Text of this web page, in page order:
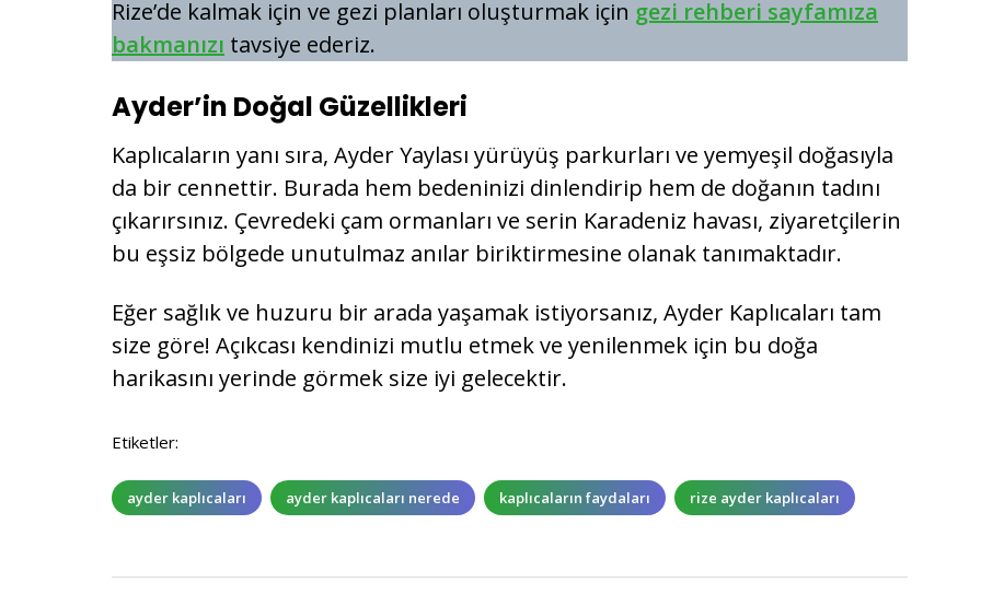
Rize’de kalmak için ve gezi planları oluşturmak için gezi rehberi sayfamıza
bakmanızı tavsiye ederiz.
Ayder’in Doğal Güzellikleri
Kaplıcaların yanı sıra, Ayder Yaylası yürüyüş parkurları ve yemyeşil doğasıyla
da bir cennettir. Burada hem bedeninizi dinlendirip hem de doğanın tadını
çıkarırsınız. Çevredeki çam ormanları ve serin Karadeniz havası, ziyaretçilerin
bu eşsiz bölgede unutulmaz anılar biriktirmesine olanak tanımaktadır.
Eğer sağlık ve huzuru bir arada yaşamak istiyorsanız, Ayder Kaplıcaları tam
size göre! Açıkcası kendinizi mutlu etmek ve yenilenmek için bu doğa
harikasını yerinde görmek size iyi gelecektir.
Etiketler:
ayder kaplıcaları ayder kaplıcaları nerede kaplıcaların faydaları rize ayder kaplıcaları